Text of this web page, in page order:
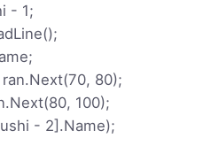
- 1;
80);
100);
- 2].Name);